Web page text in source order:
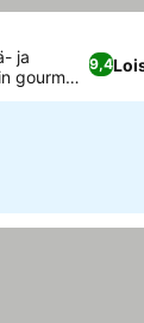
9,4
ja
gourmet-